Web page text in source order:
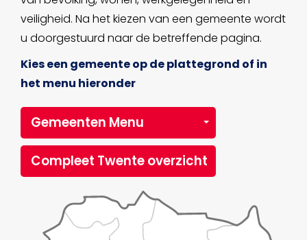
veiligheid. Na het kiezen van een gemeente wordt
u doorgestuurd naar de betreffende pagina.
Kies een gemeente op de plattegrond of in
het menu hieronder
Gemeenten Menu
Compleet Twente overzicht